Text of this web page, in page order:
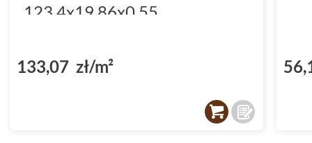
123.4x19.86x0.55
133,07 zł/m²